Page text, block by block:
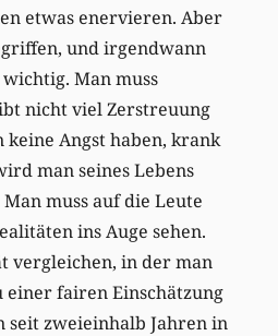
etwas enervieren. Aber
und irgendwann
Man muss
nicht viel Zerstreuung
Angst haben, krank
man seines Lebens
muss auf die Leute
ins Auge sehen.
vergleichen, in der man
fairen Einschätzung
seit zweieinhalb Jahren in